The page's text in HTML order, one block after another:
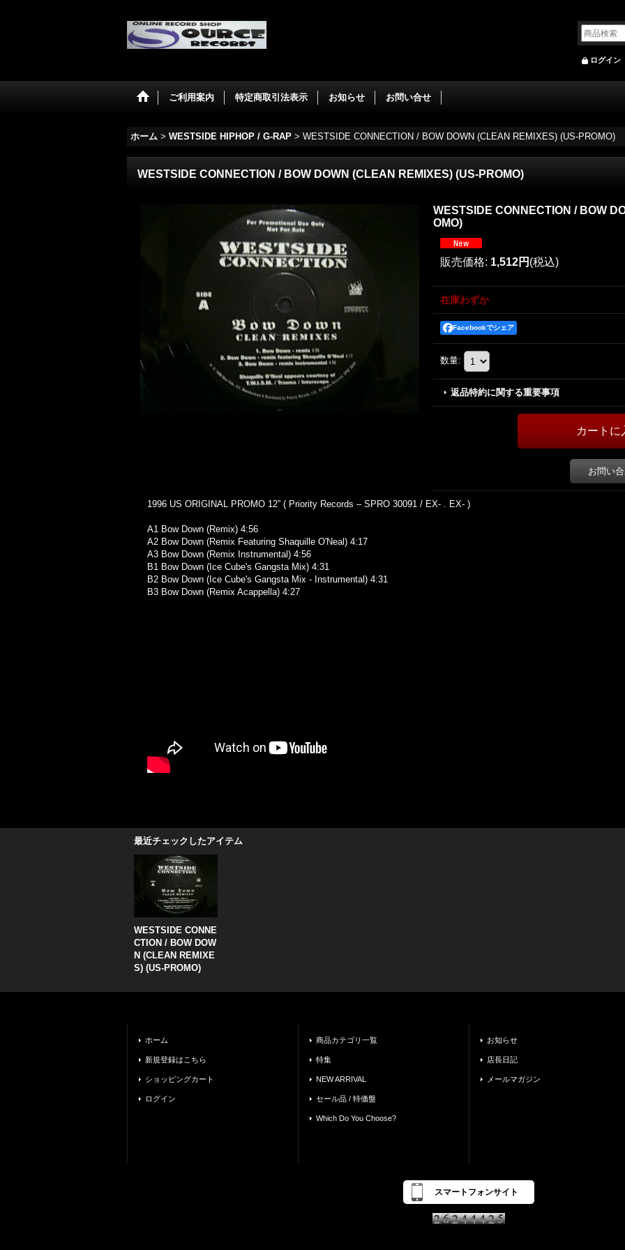
ログイン
ご利用案内 特定商取引法表示 お知らせ お問い合せ
ホーム > WESTSIDE HIPHOP / G-RAP > WESTSIDE CONNECTION ‎/ BOW DOWN (CLEAN REMIXES) (US-PROMO)
WESTSIDE CONNECTION ‎/ BOW DOWN (CLEAN REMIXES) (US-PROMO)
WESTSIDE CONNECTION ‎/ BOW
OMO)
販売価格: 1,512円 (税込)
在庫わずか
Facebookでシェア
数量:
返品特約に関する重要事項
お問い
1996 US ORIGINAL PROMO 12” ( Priority Records ‎– SPRO 30091 / EX- . EX- )
A1 Bow Down (Remix) 4:56
A2 Bow Down (Remix Featuring Shaquille O'Neal) 4:17
A3 Bow Down (Remix Instrumental) 4:56
B1 Bow Down (Ice Cube's Gangsta Mix) 4:31
B2 Bow Down (Ice Cube's Gangsta Mix - Instrumental) 4:31
B3 Bow Down (Remix Acappella) 4:27
最近チェックしたアイテム
WESTSIDE CONNE
CTION ‎/ BOW DOW
N (CLEAN REMIXE
S) (US-PROMO)
ホーム
新規登録はこちら
ショッピングカート
ログイン
商品カテゴリ一覧
特集
NEW ARRIVAL
セール品 / 特価盤
Which Do You Choose?
お知らせ
店長日記
メールマガジン
スマートフォンサイト